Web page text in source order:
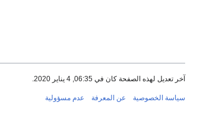
آخر تعديل لهذه الصفحة كان في 06:35, 4 يناير 2020.
سياسة الخصوصية عن المعرفة عدم مسؤولية